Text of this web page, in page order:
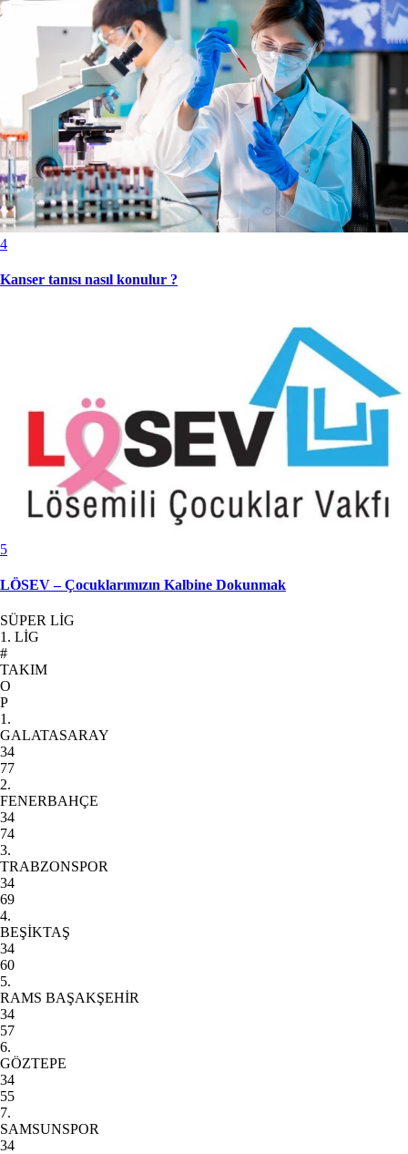
4
Kanser tanısı nasıl konulur ?
5
LÖSEV – Çocuklarımızın Kalbine Dokunmak
SÜPER LİG
1. LİG
#
TAKIM
O
P
1.
GALATASARAY
34
77
2.
FENERBAHÇE
34
74
3.
TRABZONSPOR
34
69
4.
BEŞİKTAŞ
34
60
5.
RAMS BAŞAKŞEHİR
34
57
6.
GÖZTEPE
34
55
7.
SAMSUNSPOR
34